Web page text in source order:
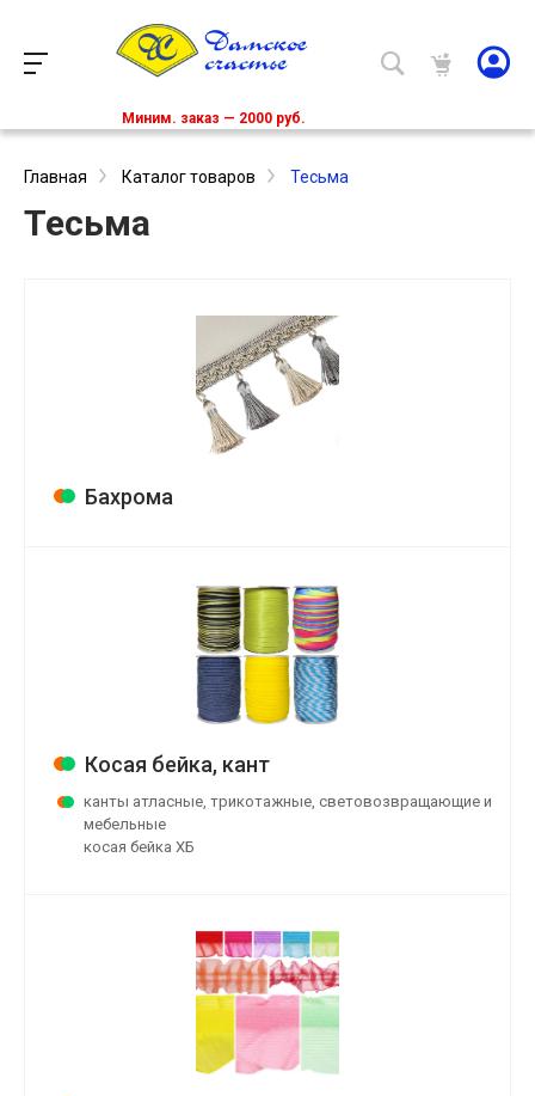
Миним. заказ — 2000 руб.
Главная Каталог товаров Тесьма
Тесьма
Бахрома
Косая бейка, кант
канты атласные, трикотажные, световозвращающие и
мебельные
косая бейка ХБ